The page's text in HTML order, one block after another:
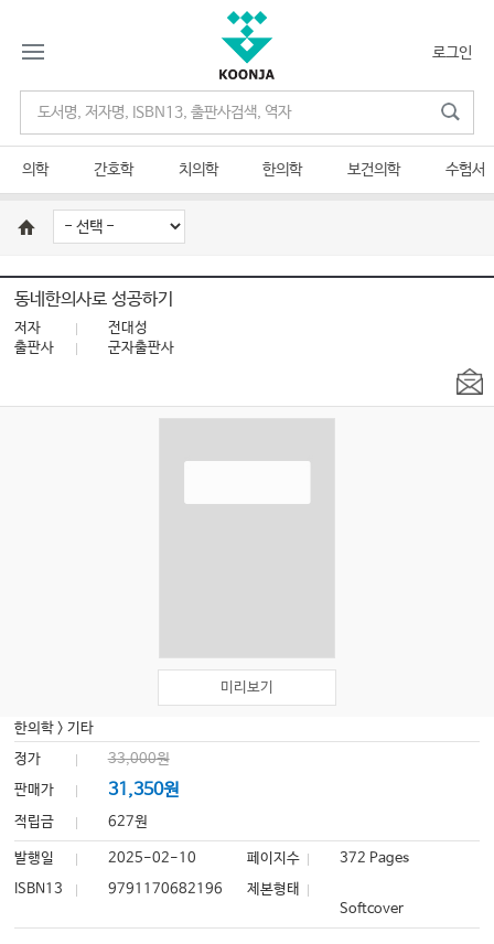
로그인
의학 간호학 치의학 한의학 보건의학 수험서
동네한의사로 성공하기
저자
전대성
출판사
군자출판사
미리보기
한의학 >기타
정가
33,000원
판매가
31,350원
적립금 627원
발행일 2025-02-10 페이지수
372 Pages
ISBN13
9791170682196
제본형태
Softcover